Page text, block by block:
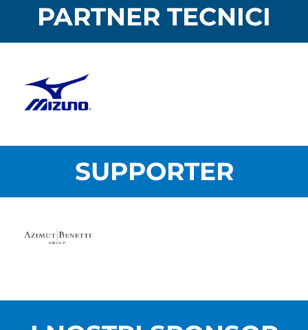
PARTNER TECNICI
SUPPORTER